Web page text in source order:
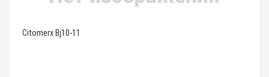
Citomerx Bj10-11